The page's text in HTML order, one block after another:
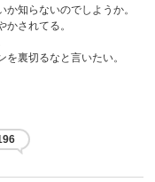
知らないのでしようか。
されてる。
裏切るなと言いたい。